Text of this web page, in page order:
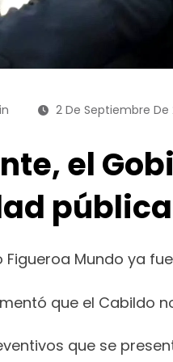
2 De Septiembre De
el
Mundo ya fue
que el Cabildo
que se